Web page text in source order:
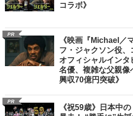
コラボ》
PR
《映画『Michael／
フ・ジャクソン役
オフィシャルインタ
名優、複雑な父親像
興収70億円突破》
PR
《祝59歳》日本中